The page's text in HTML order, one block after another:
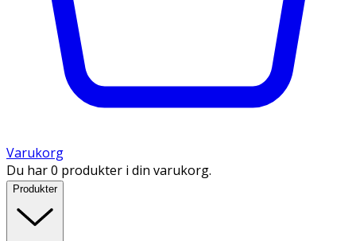
Varukorg
Du har 0 produkter i din varukorg.
Produkter